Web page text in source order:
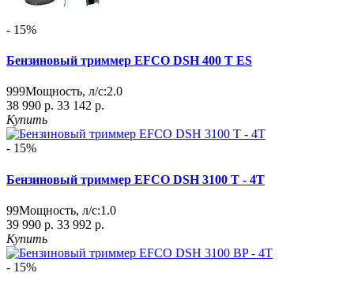
- 15%
Бензиновый триммер EFCO DSH 400 T ES
999Мощность, л/с:2.0
38 990 р. 33 142 р.
Купить
- 15%
Бензиновый триммер EFCO DSH 3100 T - 4T
99Мощность, л/с:1.0
39 990 р. 33 992 р.
Купить
- 15%